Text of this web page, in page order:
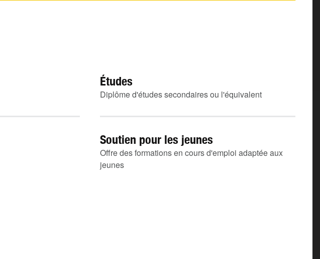
Études
Diplôme d'études secondaires ou l'équivalent
Soutien pour les jeunes
Offre des formations en cours d'emploi adaptée aux
jeunes